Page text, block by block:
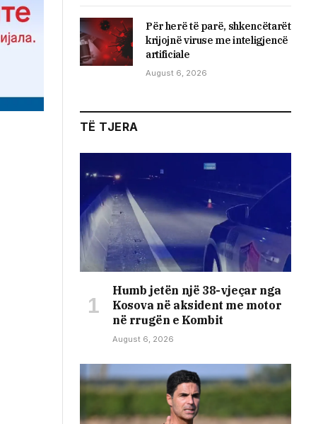
Për herë të parë, shkencëtarët
krijojnë viruse me inteligjencë
artificiale
August 6, 2026
TË TJERA
Humb jetën një 38-vjeçar nga
Kosova në aksident me motor
në rrugën e Kombit
August 6, 2026